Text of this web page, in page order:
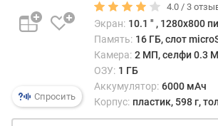
т
а
е
с
Спросить
4.0 /3
Экран: 10.1 ″ , 1280x800
Память: 16 ГБ, слот
Камера: 2 МП, селфи 0.3
ОЗУ: 1 ГБ
Аккумулятор: 6000 мАч
Корпус: пластик, 598 г,